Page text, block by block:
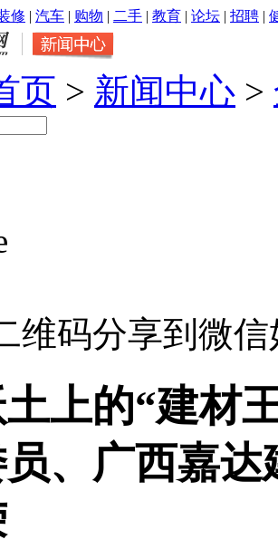
修 | 汽车 | 购物 | 二手 | 教育 | 论坛 | 招聘 |
页 > 新闻中心 >
维码分享到微
土上的“建材
、广西嘉